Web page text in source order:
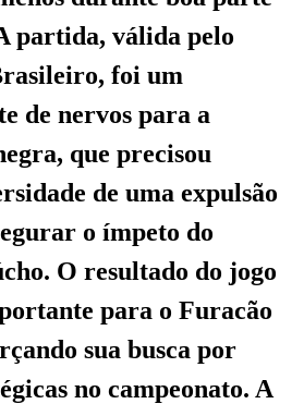
partida, válida pelo
foi um
de nervos para a
que precisou
de uma expulsão
o ímpeto do
O resultado do jogo
para o Furacão
sua busca por
no campeonato. A